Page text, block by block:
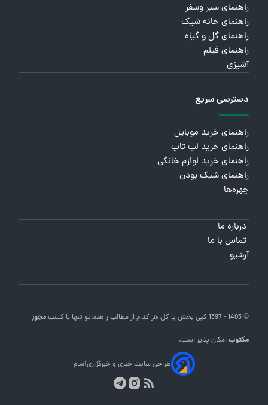
راهنمای سیر وسفر
راهنمای خانه شیک
راهنمای گل و گیاه
راهنمای فیلم
آشپزی
دسترسی سریع
راهنمای خرید موبایل
راهنمای خرید لپ تاپ
راهنمای خرید لوازم خانگی
راهنمای شیک بودن
چهره‌ها
درباره ما
تماس با ما
آرشیو
© 1403 - 1397 کپی بخش یا کل هر کدام از مطالب راهنماتو تنها با کسبمجوز
مکتوبامکان پذیر است.
طراحی سایت خبری و خبرگزاریآسام